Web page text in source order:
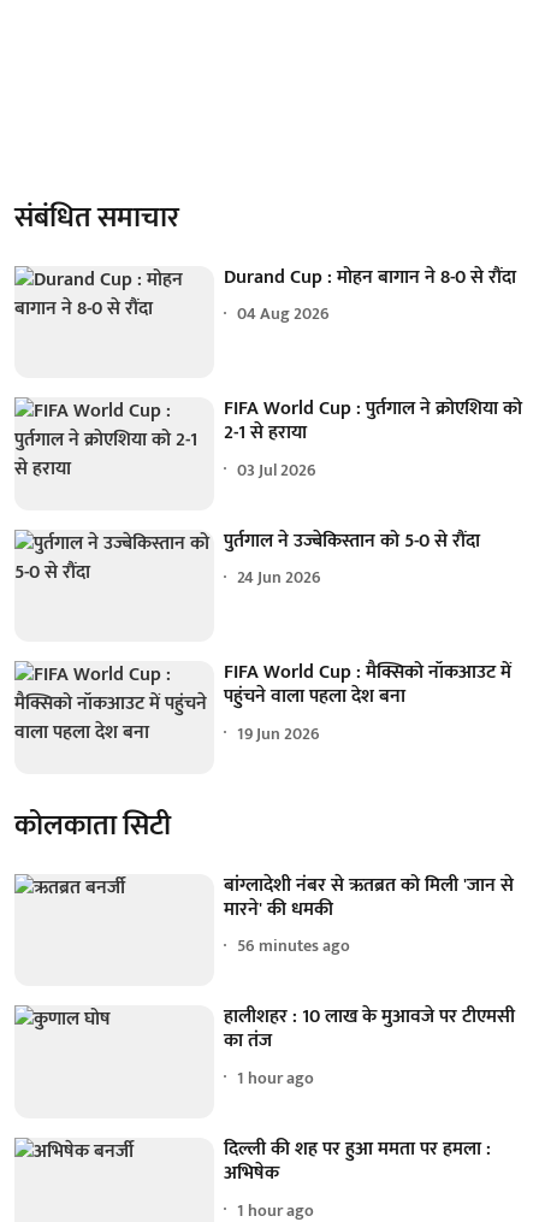
संबंधित समाचार
Durand Cup : मोहन बागान ने 8-0 से रौंदा
04 Aug 2026
FIFA World Cup : पुर्तगाल ने क्रोएशिया को
2-1 से हराया
03 Jul 2026
पुर्तगाल ने उज्बेकिस्तान को 5-0 से रौंदा
24 Jun 2026
FIFA World Cup : मैक्सिको नॉकआउट में
पहुंचने वाला पहला देश बना
19 Jun 2026
कोलकाता सिटी
बांग्लादेशी नंबर से ऋतब्रत को मिली 'जान से
मारने' की धमकी
56 minutes ago
हालीशहर : 10 लाख के मुआवजे पर टीएमसी
का तंज
1 hour ago
दिल्ली की शह पर हुआ ममता पर हमला :
अभिषेक
1 hour ago